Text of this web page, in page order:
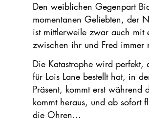
Den weiblichen Gegenpart
momentanen Geliebten, der
ist mittlerweile zwar auch mit
zwischen ihr und Fred immer
Die Katastrophe wird perfekt,
für Lois Lane bestellt hat, in
Präsent, kommt erst während
kommt heraus, und ab sofort
die Ohren…